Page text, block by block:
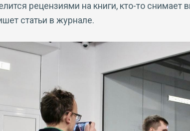
рецензиями на книги, кто-то снимает
статьи в журнале.